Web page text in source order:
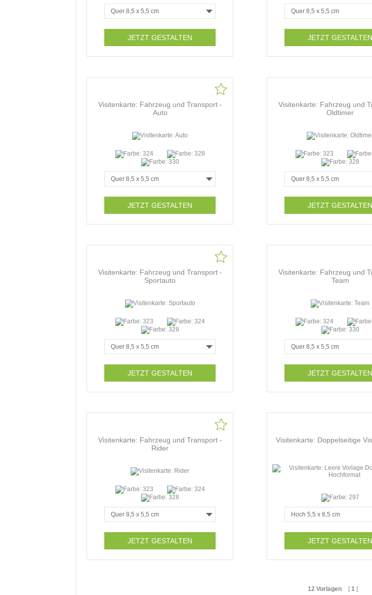
JETZT GESTALTEN JETZT GESTALTEN
Visitenkarte: Fahrzeug und Transport -
Auto
JETZT GESTALTEN
Visitenkarte: Fahrzeug und
Oldtimer
JETZT GESTALTEN
Visitenkarte: Fahrzeug und Transport -
Sportauto
JETZT GESTALTEN
Visitenkarte: Fahrzeug und
Team
JETZT GESTALTEN
Visitenkarte: Fahrzeug und Transport -
Rider
JETZT GESTALTEN
Visitenkarte: Doppelseitige
JETZT GESTALTEN
12 Vorlagen [ 1]